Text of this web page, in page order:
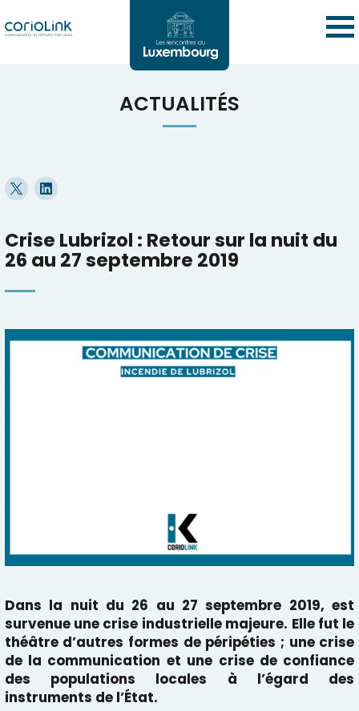
ACTUALITÉS
Crise Lubrizol : Retour sur la nuit du
26 au 27 septembre 2019
Dans la nuit du 26 au 27 septembre 2019, est
survenue une crise industrielle majeure. Elle fut le
théâtre d’autres formes de péripéties ; une crise
de la communication et une crise de confiance
des populations locales à l’égard des
instruments de l’État.